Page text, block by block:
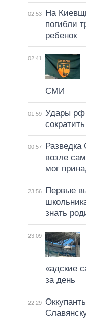
02:53
На
погибли
ребенок
02:41
СМИ
01:59 Удары рф
00:57
Разведка
возле
мог
23:56
Первые
знать
23:09
«адские
за день
22:29